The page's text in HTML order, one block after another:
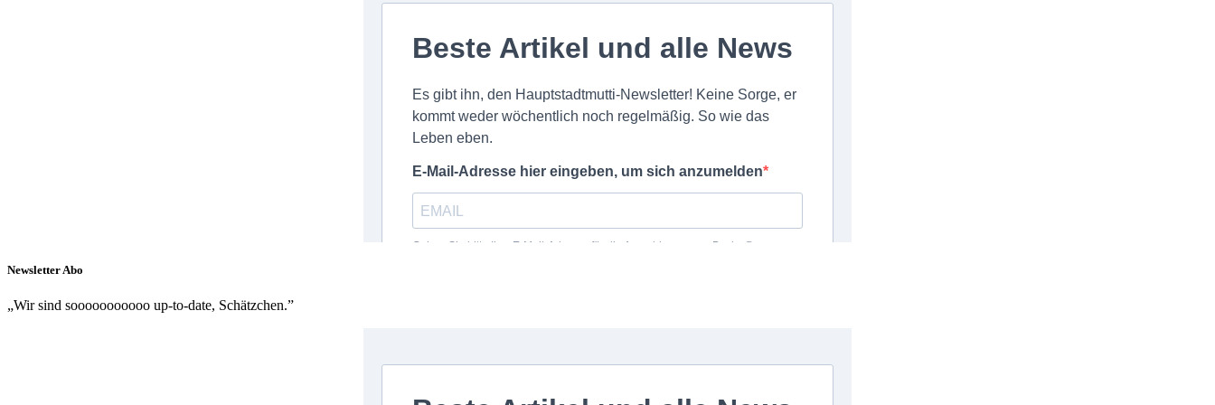
Newsletter Abo
„Wir sind sooooooooooo up-to-date, Schätzchen.”